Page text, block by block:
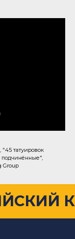
татуировок
подчинённые",
Group